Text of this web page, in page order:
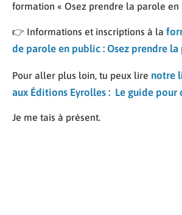
formation « Osez prendre la parole en
👉 Informations et inscriptions à la
de parole en public : Osez prendre
Pour aller plus loin, tu peux lire notre
aux Éditions Eyrolles : Le guide pour
Je me tais à présent.